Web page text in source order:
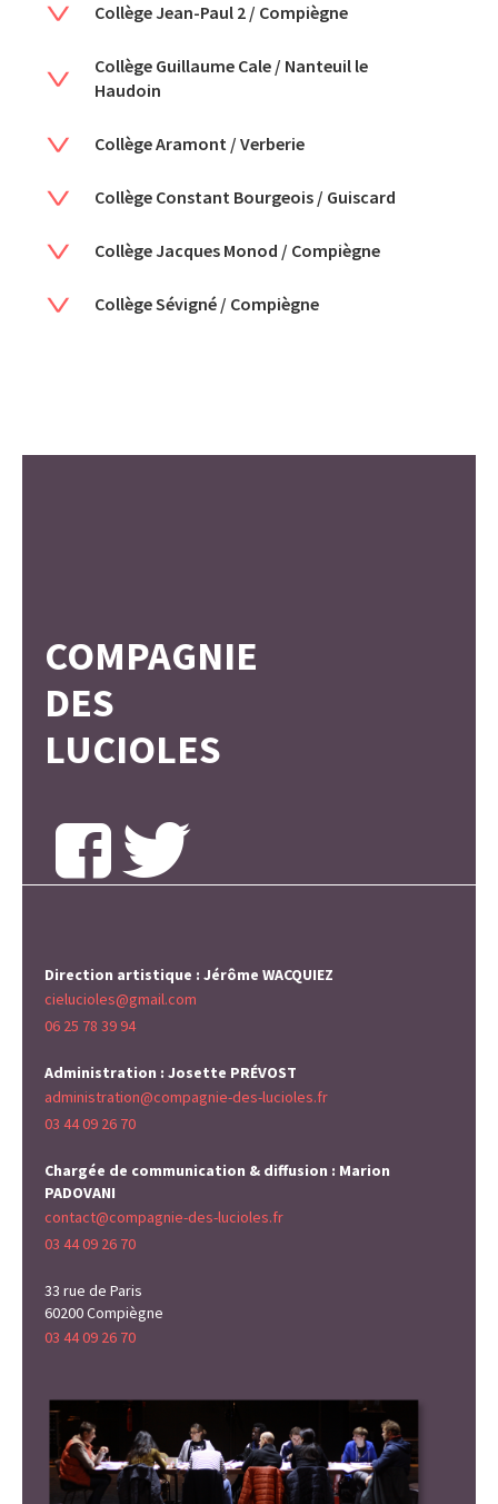
Collège Jean-Paul 2 / Compiègne
Collège Guillaume Cale / Nanteuil le
Haudoin
Collège Aramont / Verberie
Collège Constant Bourgeois / Guiscard
Collège Jacques Monod / Compiègne
Collège Sévigné / Compiègne
COMPAGNIE
DES
LUCIOLES
Direction artistique : Jérôme WACQUIEZ
cielucioles@gmail.com
06 25 78 39 94
Administration : Josette PRÉVOST
administration@compagnie-des-lucioles.fr
03 44 09 26 70
Chargée de communication & diffusion : Marion
PADOVANI
contact@compagnie-des-lucioles.fr
03 44 09 26 70
33 rue de Paris
60200 Compiègne
03 44 09 26 70